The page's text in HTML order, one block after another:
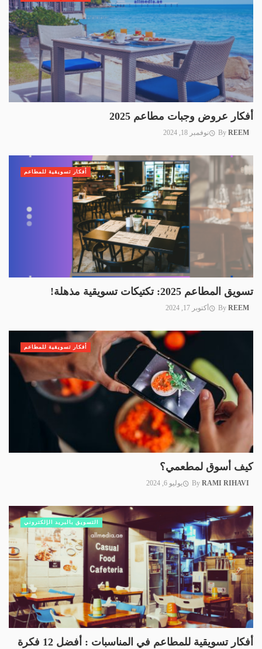
أفكار عروض وجبات مطاعم 2025
By REEM نوفمبر 18, 2024
تسويق المطاعم 2025: تكتيكات تسويقية مذهلة!
By REEM أكتوبر 17, 2024
أفكار تسويقية للمطاعم
كيف أسوق لمطعمي؟
By RAMI RIHAVI يوليو 6, 2024
أفكار تسويقية للمطاعم
أفكار تسويقية للمطاعم في المناسبات : أفضل 12 فكرة
التسويق بالبريد الإلكتروني